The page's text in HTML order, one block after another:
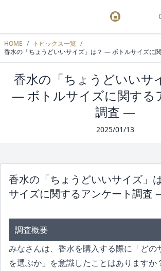
HOME / トピックス一覧 /
香水の「ちょうどいいサイズ」は？ ― ボトルサイズに
香水の「ちょうどいいサ
― ボトルサイズに関する
調査 ―
2025/01/13
香水の「ちょうどいいサイズ」
サイズに関するアンケート調査
調査概要
みなさんは、香水を購入する際に「どの
を選ぶか」を意識したことはありますか